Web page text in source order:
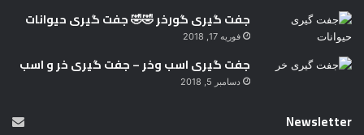
جفت گیری گورخر 🤣🤣 جفت گیری حیوانات
فوریه 17, 2018
جفت گیری اسب وخر – جفت گیری خر و اسب
دسامبر 5, 2018
Newsletter